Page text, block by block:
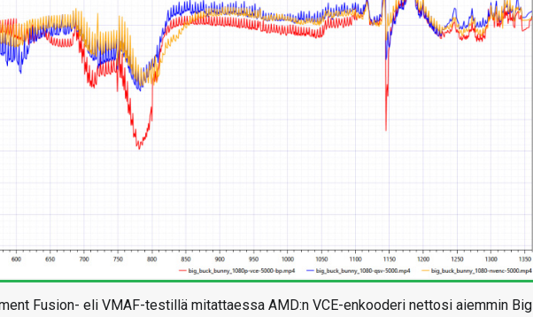
Fusion- eli VMAF-testillä mitattaessa AMD:n VCE-enkooderi nettosi aiemmin Big